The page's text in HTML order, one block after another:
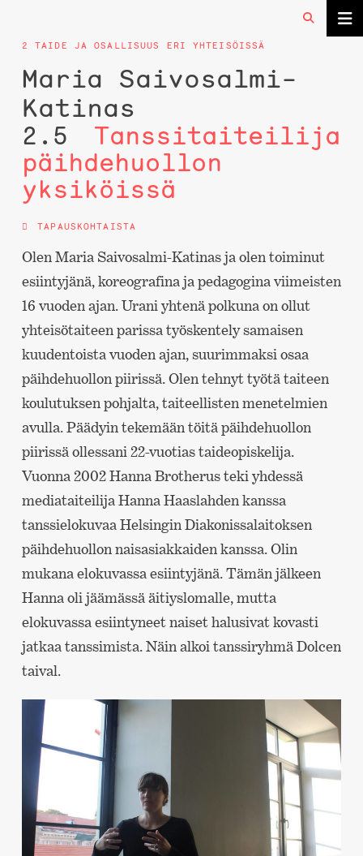
2 TAIDE JA OSALLISUUS ERI YHTEISÖISSÄ
Maria Saivosalmi-
Katinas
2.5
Tanssitaiteilija
päihdehuollon
yksiköissä
TAPAUSKOHTAISTA
Olen Maria Saivosalmi-Katinas ja olen toiminut
esiintyjänä, koreografina ja pedagogina viimeisten
16 vuoden ajan. Urani yhtenä polkuna on ollut
yhteisötaiteen parissa työskentely samaisen
kuudentoista vuoden ajan, suurimmaksi osaa
päihdehuollon piirissä. Olen tehnyt työtä taiteen
koulutuksen pohjalta, taiteellisten menetelmien
avulla. Päädyin tekemään töitä päihdehuollon
piirissä ollessani 22-vuotias taideopiskelija.
Vuonna 2002 Hanna Brotherus teki yhdessä
mediataiteilija Hanna Haaslahden kanssa
tanssielokuvaa Helsingin Diakonissalaitoksen
päihdehuollon naisasiakkaiden kanssa. Olin
mukana elokuvassa esiintyjänä. Tämän jälkeen
Hanna oli jäämässä äitiyslomalle, mutta
elokuvassa esiintyneet naiset halusivat kovasti
jatkaa tanssimista. Näin alkoi tanssiryhmä Dolcen
taival.